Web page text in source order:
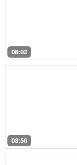
08:02
08:50